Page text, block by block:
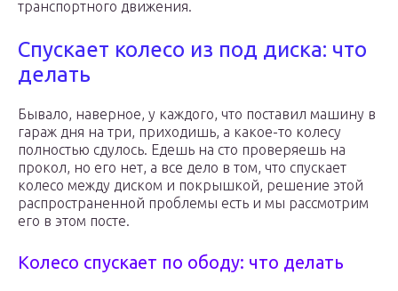
транспортного движения.
Спускает колесо из под диска: что
делать
Бывало, наверное, у каждого, что поставил машину в
гараж дня на три, приходишь, а какое-то колесу
полностью сдулось. Едешь на сто проверяешь на
прокол, но его нет, а все дело в том, что спускает
колесо между диском и покрышкой, решение этой
распространенной проблемы есть и мы рассмотрим
его в этом посте.
Колесо спускает по ободу: что делать